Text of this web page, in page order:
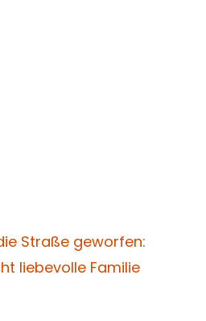
Straße geworfen:
liebevolle Familie